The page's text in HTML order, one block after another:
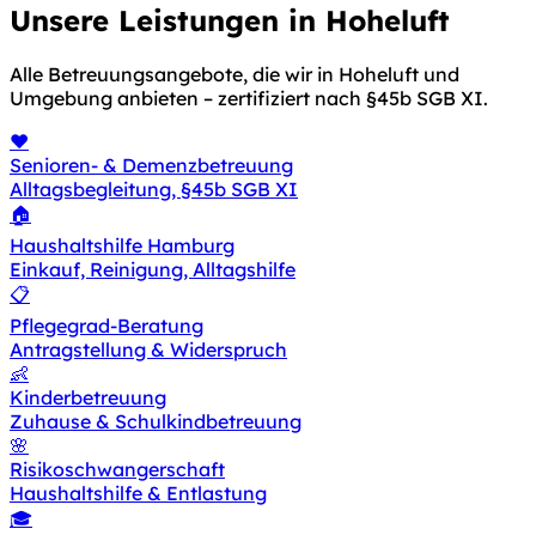
Unsere Leistungen in Hoheluft
Alle Betreuungsangebote, die wir in Hoheluft und
Umgebung anbieten – zertifiziert nach §45b SGB XI.
❤️
Senioren- & Demenzbetreuung
Alltagsbegleitung, §45b SGB XI
🏠
Haushaltshilfe Hamburg
Einkauf, Reinigung, Alltagshilfe
📋
Pflegegrad-Beratung
Antragstellung & Widerspruch
👶
Kinderbetreuung
Zuhause & Schulkindbetreuung
🌸
Risikoschwangerschaft
Haushaltshilfe & Entlastung
🎓